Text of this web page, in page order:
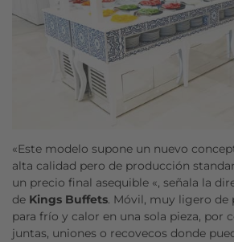
«Este modelo supone un nuevo
alta calidad pero de producción
un precio final asequible «, señala la
de Kings Buffets. Móvil, muy ligero de
para frío y calor en una sola pieza, por
juntas, uniones o recovecos donde